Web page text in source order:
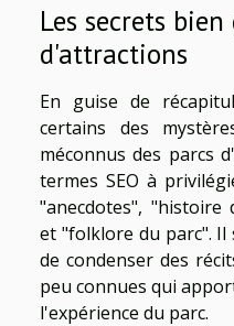
Les secrets
d'attractions
En guise de
certains des
méconnus des parcs
termes SEO à
"anecdotes", "histoire
et "folklore du parc".
de condenser des
peu connues qui
l'expérience du parc.